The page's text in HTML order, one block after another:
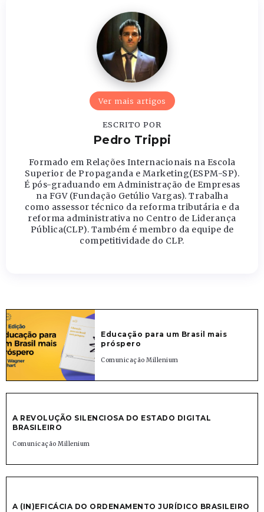
Ver mais artigos
ESCRITO POR
Pedro Trippi
Formado em Relações Internacionais na Escola
Superior de Propaganda e Marketing(ESPM-SP).
É pós-graduando em Administração de Empresas
na FGV (Fundação Getúlio Vargas). Trabalha
como assessor técnico da reforma tributária e da
reforma administrativa no Centro de Liderança
Pública(CLP). Também é membro da equipe de
competitividade do CLP.
Educação para um Brasil mais
próspero
Comunicação Millenium
A REVOLUÇÃO SILENCIOSA DO ESTADO DIGITAL
BRASILEIRO
Comunicação Millenium
A (IN)EFICÁCIA DO ORDENAMENTO JURÍDICO BRASILEIRO